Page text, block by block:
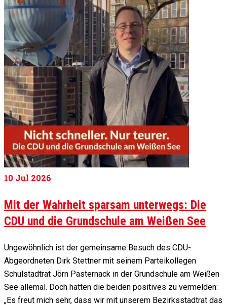
10 Jul 2026
Mit der Wahrheit sparsam unterwegs: Die
CDU und die Grundschule am Weißen See
Ungewöhnlich ist der gemeinsame Besuch des CDU-
Abgeordneten Dirk Stettner mit seinem Parteikollegen
Schulstadtrat Jörn Pasternack in der Grundschule am Weißen
See allemal. Doch hatten die beiden positives zu vermelden:
„Es freut mich sehr, dass wir mit unserem Bezirksstadtrat das